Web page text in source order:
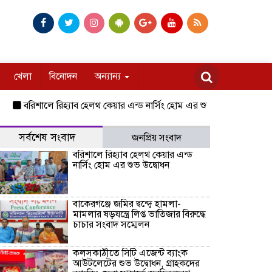
খেলা বিনোদন অন্যান্য
বরিশালে রিহ্যাব হেলথ কেয়ার এন্ড নার্সিং হোম এর শুভ উদ্বোধন
সর্বশেষ সংবাদ
জনপ্রিয় সংবাদ
বরিশালে রিহ্যাব হেলথ কেয়ার এন্ড
নার্সিং হোম এর শুভ উদ্বোধন
বাকেরগঞ্জে জমির দ্বন্দ্বে হামলা-
মামলার ষড়যন্ত্রে লিপ্ত ভাতিজার বিরুদ্ধে
চাচার সংবাদ সম্মেলন
কলসকাঠীতে সিটি এজেন্ট ব্যাংক
আউটলেটের শুভ উদ্বোধন, গ্রাহকদের